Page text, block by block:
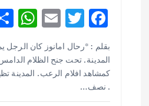
F
ac
e
b
o
T
w
it
te
E
m
ai
l
W
h
at
s
بقلم : *رحال امانوز كان
المدينة . تحت جنح الظلام
كمشاهد افلام الرعب . المدينة
. نصف…